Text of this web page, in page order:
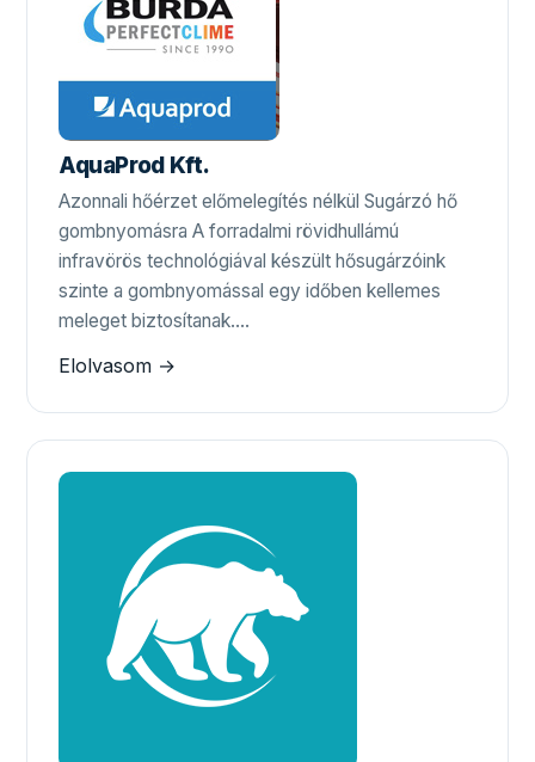
AquaProd Kft.
Azonnali hőérzet előmelegítés nélkül Sugárzó hő
gombnyomásra A forradalmi rövidhullámú
infravörös technológiával készült hősugárzóink
szinte a gombnyomással egy időben kellemes
meleget biztosítanak.…
Elolvasom →